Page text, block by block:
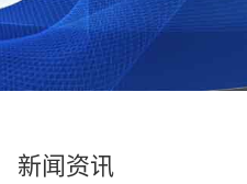
新闻资讯